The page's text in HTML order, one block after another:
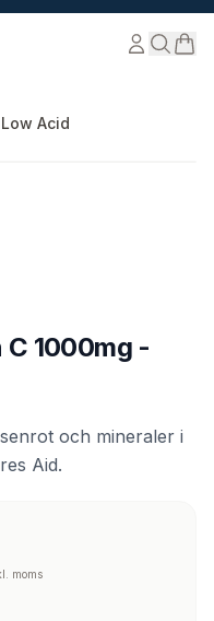
Acid
1000mg -
och mineraler i
Aid.
moms